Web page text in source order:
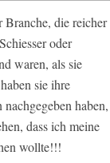
Branche, die reicher
oder
waren, als sie
sie ihre
haben,
dass ich meine
wollte!!!